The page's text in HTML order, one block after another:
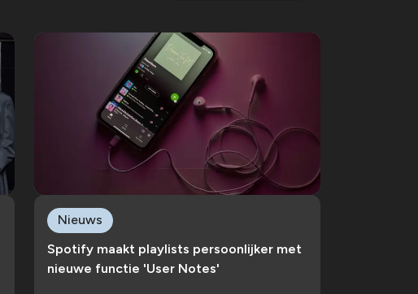
Spotify maakt playlists persoonlijker met
nieuwe functie 'User Notes'
Nieuws